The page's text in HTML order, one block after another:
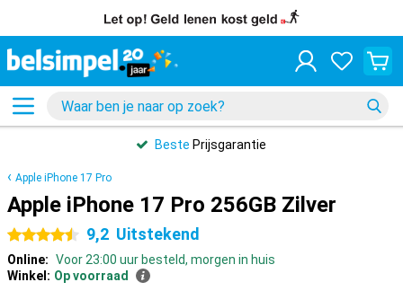
Beste Prijsgarantie
Apple iPhone 17 Pro
Apple iPhone 17 Pro 256GB Zilver
4.5 sterren 9,2 Uitstekend
Online: Voor 23:00 uur besteld, morgen in huis
Winkel: Op voorraad